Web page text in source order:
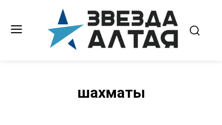
шахматы